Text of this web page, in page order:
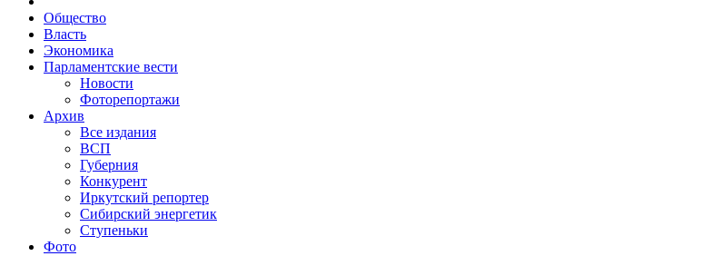
Общество
Власть
Экономика
Парламентские вести
Новости
Фоторепортажи
Архив
Все издания
ВСП
Губерния
Конкурент
Иркутский репортер
Сибирский энергетик
Ступеньки
Фото